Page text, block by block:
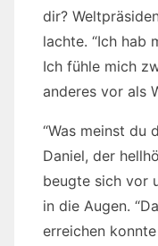
dir?
lachte. “Ich hab
Ich fühle mich
anderes vor als
“Was meinst du
Daniel, der
beugte sich vor
in die Augen.
erreichen